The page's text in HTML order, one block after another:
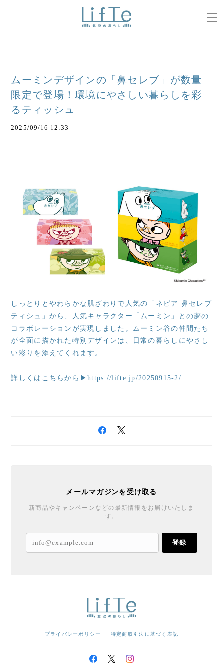
ムーミンデザインの「鼻セレブ」が数量
限定で登場！環境にやさしい暮らしを彩
るティッシュ
2025/09/16 12:33
しっとりとやわらかな肌ざわりで人気の「ネピア 鼻セレブ
ティシュ」から、人気キャラクター「ムーミン」との夢の
コラボレーションが実現しました。ムーミン谷の仲間たち
が全面に描かれた特別デザインは、日常の暮らしにやさし
い彩りを添えてくれます。
詳しくはこちらから▶https://lifte.jp/20250915-2/
メールマガジンを受け取る
新商品やキャンペーンなどの最新情報をお届けいたしま
す。
登録
プライバシーポリシー 特定商取引法に基づく表記